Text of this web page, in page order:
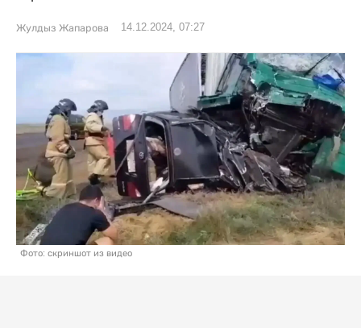
Жулдыз Жапарова 14.12.2024, 07:27
Фото: скриншот из видео